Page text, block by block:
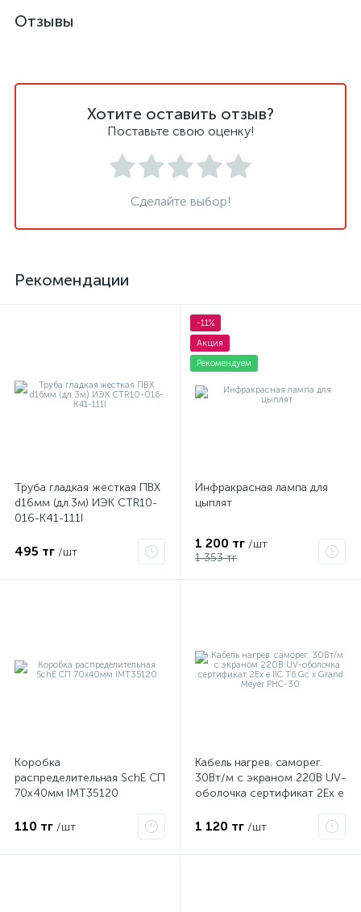
Отзывы
Хотите оставить отзыв?
Поставьте свою оценку!
Сделайте выбор!
Рекомендации
Труба гладкая жесткая ПВХ
d16мм (дл.3м) ИЭК CTR10-
016-K41-111I
495 тг /шт
-11%
Акция
Рекомендуем
Инфракрасная лампа для
цыплят
1 200 тг /шт
1 353 тг
Коробка
распределительная SchE СП
70х40мм IMT35120
110 тг /шт
Кабель нагрев. саморег.
30Вт/м с экраном 220В UV-
оболочка сертификат 2Ex e
PHC-30
1 120 тг /шт